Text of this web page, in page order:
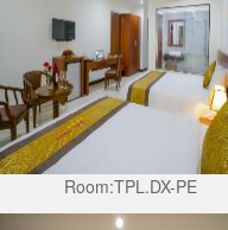
Room:TPL.DX-PE